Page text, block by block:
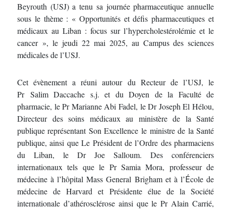
Beyrouth (USJ) a tenu sa journée pharmaceutique annuelle
sous le thème : « Opportunités et défis pharmaceutiques et
médicaux au Liban : focus sur l’hypercholestérolémie et le
cancer », le jeudi 22 mai 2025, au Campus des sciences
médicales de l’USJ.
Cet évènement a réuni autour du Recteur de l’USJ, le
Pr Salim Daccache s.j. et du Doyen de la Faculté de
pharmacie, le Pr Marianne Abi Fadel, le Dr Joseph El Hélou,
Directeur des soins médicaux au ministère de la Santé
publique représentant Son Excellence le ministre de la Santé
publique, ainsi que Le Président de l’Ordre des pharmaciens
du Liban, le Dr Joe Salloum. Des conférenciers
internationaux tels que le Pr Samia Mora, professeur de
médecine à l’hôpital Mass General Brigham et à l’École de
médecine de Harvard et Présidente élue de la Société
internationale d’athérosclérose ainsi que le Pr Alain Carrié,